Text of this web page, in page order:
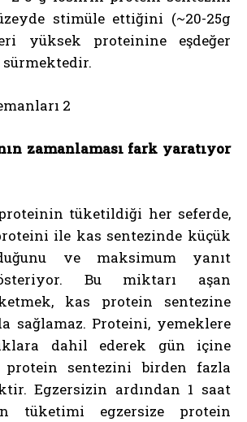
stimüle ettiğini (~20-25g
yüksek proteinine eşdeğer
zamanlaması fark yaratıyor
tüketildiği her seferde,
ile kas sentezinde küçük
ve maksimum yanıt
Bu miktarı aşan
kas protein sentezine
sağlamaz. Proteini, yemeklere
dahil ederek gün içine
sentezini birden fazla
Egzersizin ardından 1 saat
tüketimi egzersize protein